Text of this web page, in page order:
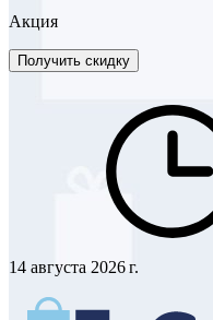
Акция
Получить скидку
14 августа 2026 г.